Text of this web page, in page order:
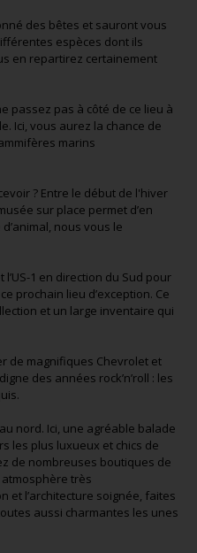
des bêtes et sauront vous
espèces dont ils
en repartirez certainement
passez pas à côté de ce lieu à
Ici, vous aurez la chance de
marins
? Entre le début de l'hiver
sur place permet d’en
nous vous le
1 en direction du Sud pour
prochain lieu d’exception. Ce
et un large inventaire qui
de magnifiques Chevrolet et
des années rock’n’roll : les
nord. Ici, une agréable balade
les plus luxueux et chics de
de nombreuses boutiques de
très
et l’architecture soignée, faites
aussi charmantes les unes